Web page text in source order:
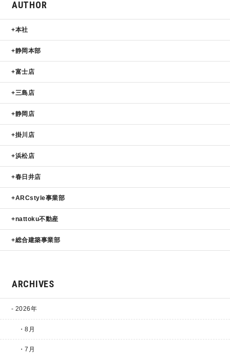
AUTHOR
本社
静岡本部
富士店
三島店
静岡店
掛川店
浜松店
春日井店
ARCstyle事業部
nattoku不動産
総合建築事業部
ARCHIVES
2026年
・8月
・7月